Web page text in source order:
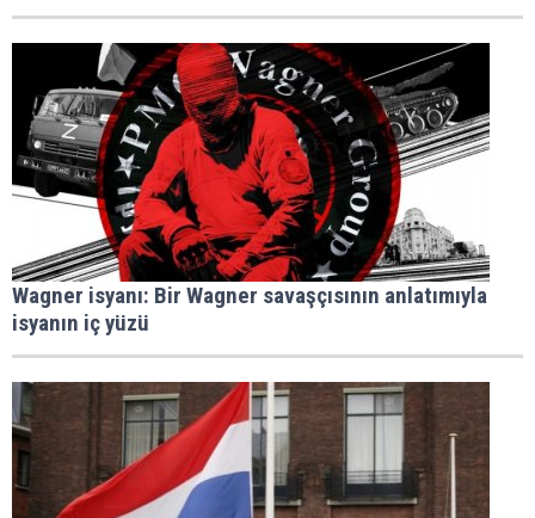
Wagner isyanı: Bir Wagner savaşçısının anlatımıyla
isyanın iç yüzü